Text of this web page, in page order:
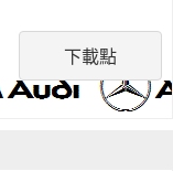
下載點